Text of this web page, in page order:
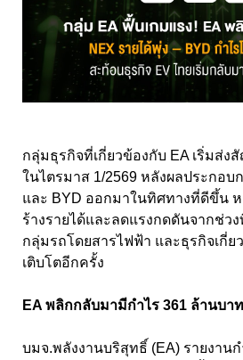
กลุ่มธุรกิจที่เกี่ยวข้องกับ EA เริ่มส่ง
ในไตรมาส 1/2569 หลังผลประกอบ
และ BYD ออกมาในทิศทางที่ดีขึ้น
ร้างรายได้และลดแรงกดดันจากช่ว
กลุ่มรถโดยสารไฟฟ้า และธุรกิจเกี่ย
เติบโตอีกครั้ง
EA พลิกกลับมามีกำไร 361 ล้านบาท
บมจ.พลังงานบริสุทธิ์ (EA) รายงาน